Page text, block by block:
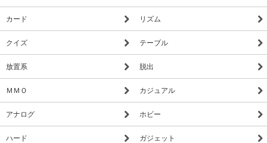
カード リズム
クイズ テーブル
放置系 脱出
ＭＭＯ カジュアル
アナログ ホビー
ハード ガジェット